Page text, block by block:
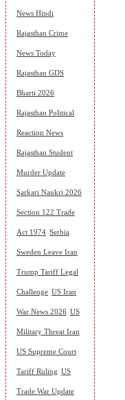
News Hindi
Rajasthan Crime
News Today
Rajasthan GDS
Bharti 2026
Rajasthan Political
Reaction News
Rajasthan Student
Murder Update
Sarkari Naukri 2026
Section 122 Trade
Act 1974 Serbia
Sweden Leave Iran
Trump Tariff Legal
Challenge US Iran
War News 2026 US
Military Threat Iran
US Supreme Court
Tariff Ruling US
Trade War Update